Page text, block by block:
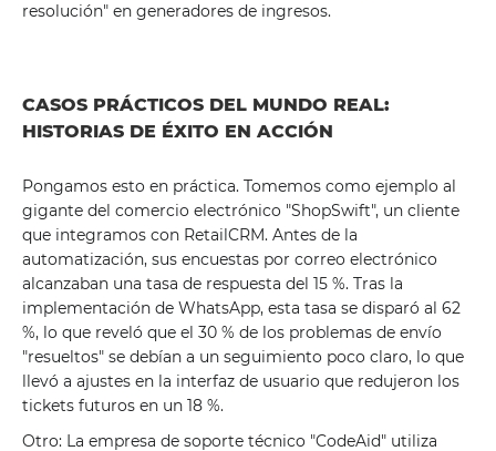
resolución" en generadores de ingresos.
CASOS PRÁCTICOS DEL MUNDO REAL:
HISTORIAS DE ÉXITO EN ACCIÓN
Pongamos esto en práctica. Tomemos como ejemplo al
gigante del comercio electrónico "ShopSwift", un cliente
que integramos con RetailCRM. Antes de la
automatización, sus encuestas por correo electrónico
alcanzaban una tasa de respuesta del 15 %. Tras la
implementación de WhatsApp, esta tasa se disparó al 62
%, lo que reveló que el 30 % de los problemas de envío
"resueltos" se debían a un seguimiento poco claro, lo que
llevó a ajustes en la interfaz de usuario que redujeron los
tickets futuros en un 18 %.
Otro: La empresa de soporte técnico "CodeAid" utiliza